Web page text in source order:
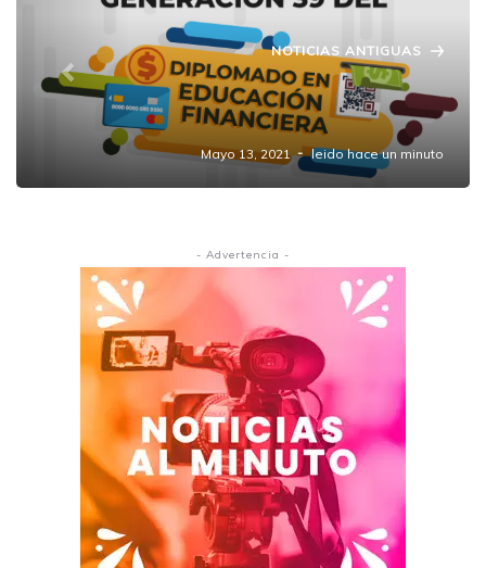
NOTICIAS ANTIGUAS
CONDUSEF invita al Diplomado en
Educación Financiera.
Mayo 13, 2021 leido hace un minuto
- Advertencia -